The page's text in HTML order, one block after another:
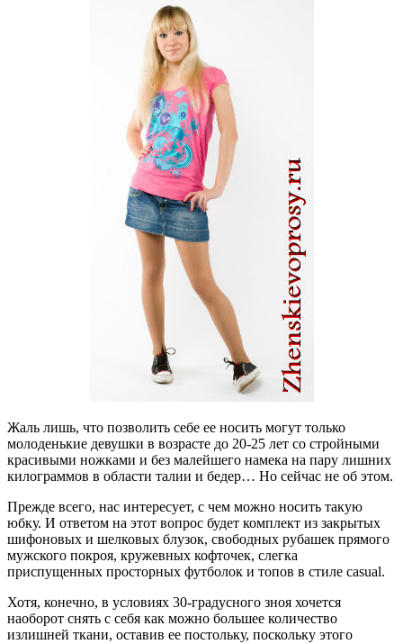
Жаль лишь, что позволить себе ее носить могут только
молоденькие девушки в возрасте до 20-25 лет со стройными
красивыми ножками и без малейшего намека на пару лишних
килограммов в области талии и бедер… Но сейчас не об этом.
Прежде всего, нас интересует, с чем можно носить такую
юбку. И ответом на этот вопрос будет комплект из закрытых
шифоновых и шелковых блузок, свободных рубашек прямого
мужского покроя, кружевных кофточек, слегка
приспущенных просторных футболок и топов в стиле casual.
Хотя, конечно, в условиях 30-градусного зноя хочется
наоборот снять с себя как можно большее количество
излишней ткани, оставив ее постольку, поскольку этого